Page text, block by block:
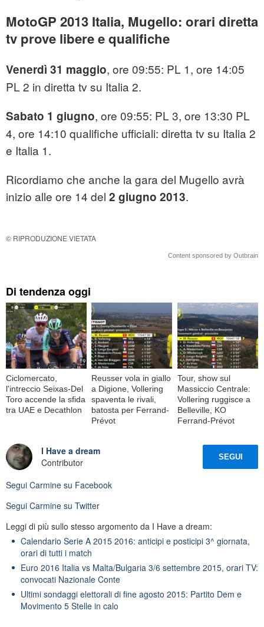
MotoGP 2013 Italia, Mugello: orari diretta
tv prove libere e qualifiche
Venerdì 31 maggio, ore 09:55: PL 1, ore 14:05
PL 2 in diretta tv su Italia 2.
Sabato 1 giugno, ore 09:55: PL 3, ore 13:30 PL
4, ore 14:10 qualifiche ufficiali: diretta tv su Italia 2
e Italia 1.
Ricordiamo che anche la gara del Mugello avrà
inizio alle ore 14 del 2 giugno 2013.
© RIPRODUZIONE VIETATA
Content sponsored by Outbrain
Di tendenza oggi
Ciclomercato,
l'intreccio Seixas-Del
Toro accende la sfida
tra UAE e Decathlon
Reusser vola in giallo
a Digione, Vollering
spaventa le rivali,
batosta per Ferrand-
Prévot
Tour, show sul
Massiccio Centrale:
Vollering ruggisce a
Belleville, KO
Ferrand-Prévot
I Have a dream
Contributor
SEGUI
Segui Carmine su Facebook
Segui Carmine su Twitter
Leggi di più sullo stesso argomento da I Have a dream:
Calendario Serie A 2015 2016: anticipi e posticipi 3^ giornata,
orari di tutti i match
Euro 2016 Italia vs Malta/Bulgaria 3/6 settembre 2015, orari TV:
convocati Nazionale Conte
Ultimi sondaggi elettorali di fine agosto 2015: Partito Dem e
Movimento 5 Stelle in calo